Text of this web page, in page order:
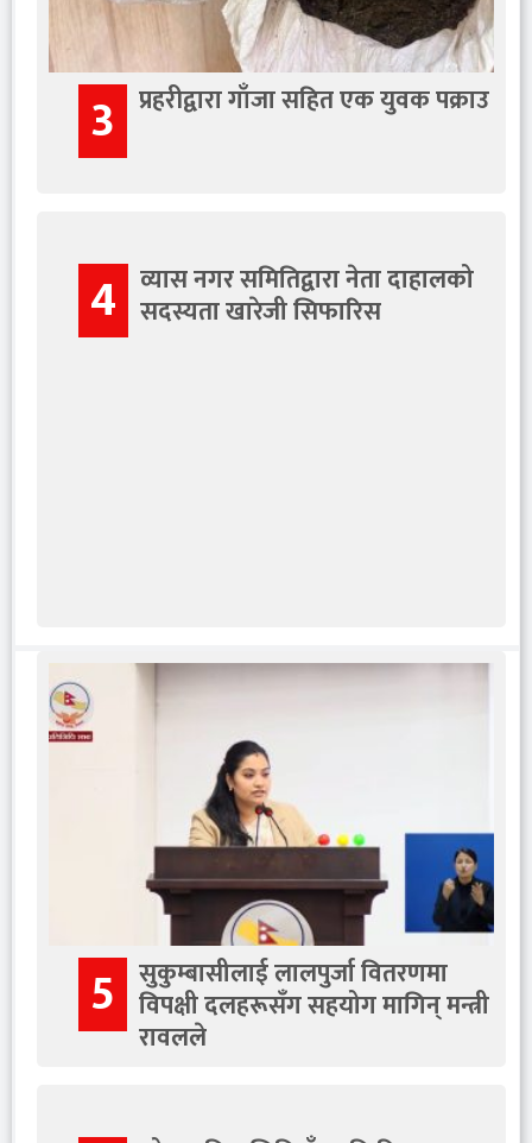
3 प्रहरीद्वारा गाँजा सहित एक युवक पक्राउ
4 व्यास नगर समितिद्वारा नेता दाहालको
सदस्यता खारेजी सिफारिस
5 सुकुम्बासीलाई लालपुर्जा वितरणमा
विपक्षी दलहरूसँग सहयोग मागिन् मन्त्री
रावलले